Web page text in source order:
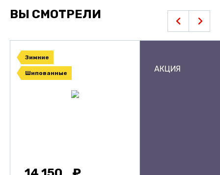
ВЫ СМОТРЕЛИ
Зимние
Шипованные АКЦИЯ